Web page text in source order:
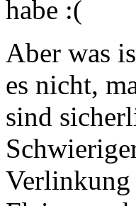
habe :(
Aber was
es nicht,
sind
Verlinkung